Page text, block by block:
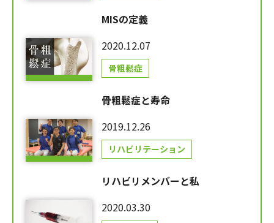
MISの定義
2020.12.07
骨粗鬆症
骨粗鬆症と寿命
2019.12.26
リハビリテーション
リハビリメンバーと私
2020.03.30